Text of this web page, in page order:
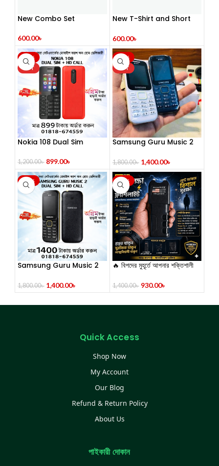
New Combo Set
600.00৳
New T-Shirt and Short
600.00৳
-25%
HOT
Nokia 108 Dual Sim
1,200.00৳ 899.00৳
-22%
HOT
Samsung Guru Music 2
1,800.00৳ 1,400.00৳
-22%
Samsung Guru Music 2
1,800.00৳ 1,400.00৳
-34%
🔥 বিপদের মুহূর্তে আপনার শক্তিশালী
Flashlight 928 Type USA
980000K Volt –
Rechargeable
1,400.00৳ 930.00৳
Quick Access
Shop Now
My Account
Our Blog
Refund & Return Policy
About Us
পাইকারী দোকান